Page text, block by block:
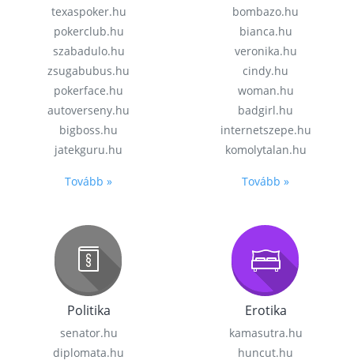
texaspoker.hu
pokerclub.hu
szabadulo.hu
zsugabubus.hu
pokerface.hu
autoverseny.hu
bigboss.hu
jatekguru.hu
Tovább »
bombazo.hu
bianca.hu
veronika.hu
cindy.hu
woman.hu
badgirl.hu
internetszepe.hu
komolytalan.hu
Tovább »
Politika
senator.hu
diplomata.hu
Erotika
kamasutra.hu
huncut.hu